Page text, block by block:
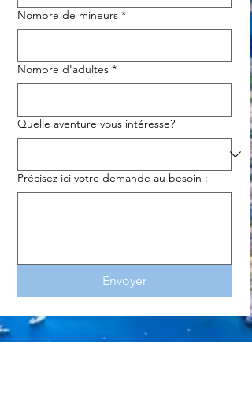
Nombre de mineurs *
Nombre d'adultes *
Quelle aventure vous intéresse?
Précisez ici votre demande au besoin :
Envoyer